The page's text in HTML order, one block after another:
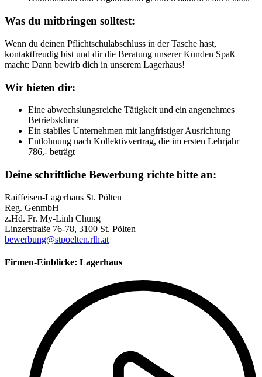
Was du mitbringen solltest:
Wenn du deinen Pflichtschulabschluss in der Tasche hast,
kontaktfreudig bist und dir die Beratung unserer Kunden Spaß
macht: Dann bewirb dich in unserem Lagerhaus!
Wir bieten dir:
Eine abwechslungsreiche Tätigkeit und ein angenehmes
Betriebsklima
Ein stabiles Unternehmen mit langfristiger Ausrichtung
Entlohnung nach Kollektivvertrag, die im ersten Lehrjahr
786,- beträgt
Deine schriftliche Bewerbung richte bitte an:
Raiffeisen-Lagerhaus St. Pölten
Reg. GenmbH
z.Hd. Fr. My-Linh Chung
Linzerstraße 76-78, 3100 St. Pölten
bewerbung@stpoelten.rlh.at
Firmen-Einblicke: Lagerhaus